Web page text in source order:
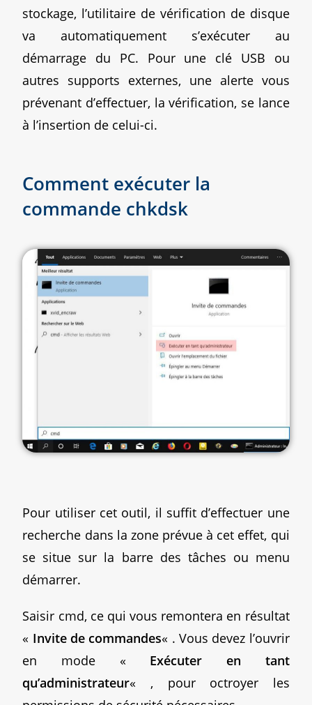
stockage, l’utilitaire de vérification de disque
va automatiquement s’exécuter au
démarrage du PC. Pour une clé USB ou
autres supports externes, une alerte vous
prévenant d’effectuer, la vérification, se lance
à l’insertion de celui-ci.
Comment exécuter la
commande chkdsk
Pour utiliser cet outil, il suffit d’effectuer une
recherche dans la zone prévue à cet effet, qui
se situe sur la barre des tâches ou menu
démarrer.
Saisir cmd, ce qui vous remontera en résultat
« Invite de commandes« . Vous devez l’ouvrir
en mode « Exécuter en tant
qu’administrateur« , pour octroyer les